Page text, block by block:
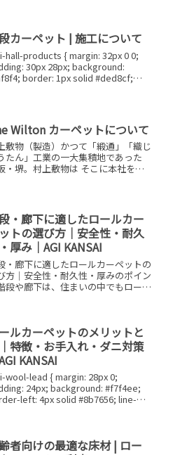
カーペット | 施工について
hall-products { margin: 32px 0 0;
30px 28px; background:
border: 1px solid #ded8cf;
Wilton カーペットについて
敷物（製造）かつて「緞通」「織じ
たん」工業の一大集積地であった
・堺。村上敷物は そこに本社を構
。その中で生まれたブ...
・廊下に適したロールカー
トの選び方｜安全性・耐久
厚み｜AGI KANSAI
・廊下に適したロールカーペットの
方｜安全性・耐久性・厚みのポイン
段や廊下は、住まいの中でもロール
色やデザインだけでなく、...
ルカーペットのメリットと
特徴・お手入れ・ダニ対策
KANSAI
wool-lead { margin: 28px 0;
24px; background: #f7f4ee;
left: 4px solid #8b7656; line-
者向けの最適な床材 | ロー